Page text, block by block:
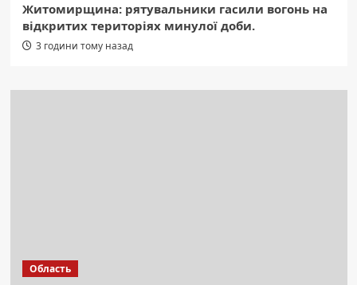
Житомирщина: рятувальники гасили вогонь на
відкритих територіях минулої доби.
3 години тому назад
Область